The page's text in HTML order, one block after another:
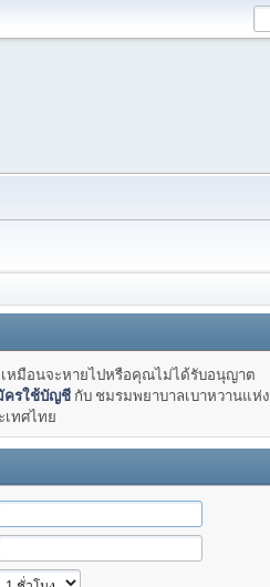
หมือนจะหายไปหรือคุณไม่ได้รับอนุญาต
ครใช้บัญชีกับ ชมรมพยาบาลเบาหวานแห่ง
เทศไทย